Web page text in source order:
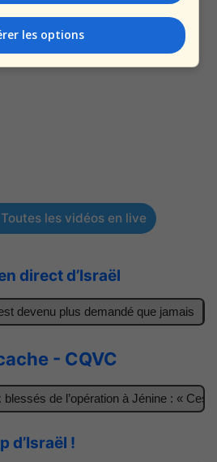
les vidéos en live
direct d’Israël
plus demandé que jamais
- CQVC
de l’opération à Jénine : « Ces
d’Israël !
les options